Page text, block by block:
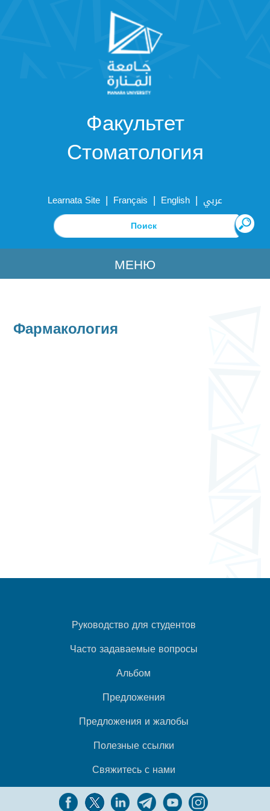
Факультет
Стоматология
Learnata Site | Français | English | عربي
МЕНЮ
Фармакология
Руководство для студентов
Часто задаваемые вопросы
Альбом
Предложения
Предложения и жалобы
Полезные ссылки
Свяжитесь с нами